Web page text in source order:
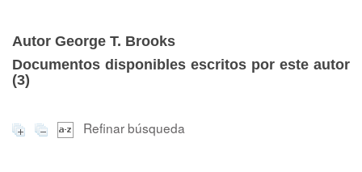
Autor George T. Brooks
Documentos disponibles escritos por este autor
(3)
Refinar búsqueda